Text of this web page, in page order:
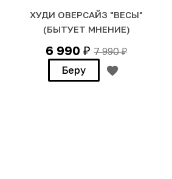
ХУДИ ОВЕРСАЙЗ "ВЕСЫ"
(БЫТУЕТ МНЕНИЕ)
6 990₽ 7 990₽
Беру